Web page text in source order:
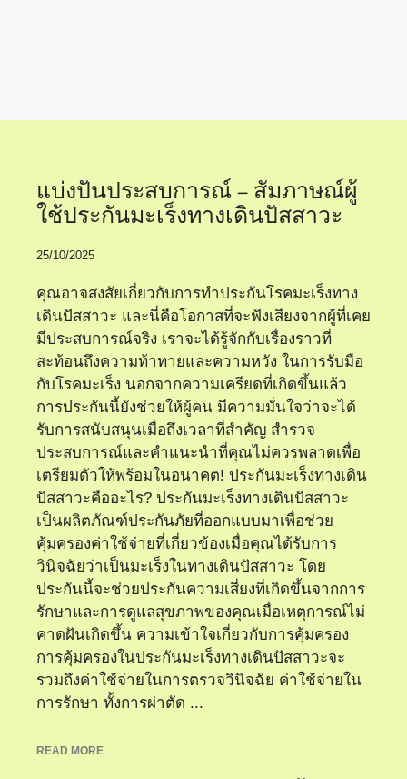
แบ่งปันประสบการณ์ – สัมภาษณ์ผู้
ใช้ประกันมะเร็งทางเดินปัสสาวะ
25/10/2025
คุณอาจสงสัยเกี่ยวกับการทำประกันโรคมะเร็งทาง
เดินปัสสาวะ และนี่คือโอกาสที่จะฟังเสียงจากผู้ที่เคย
มีประสบการณ์จริง เราจะได้รู้จักกับเรื่องราวที่
สะท้อนถึงความท้าทายและความหวัง ในการรับมือ
กับโรคมะเร็ง นอกจากความเครียดที่เกิดขึ้นแล้ว
การประกันนี้ยังช่วยให้ผู้คน มีความมั่นใจว่าจะได้
รับการสนับสนุนเมื่อถึงเวลาที่สำคัญ สำรวจ
ประสบการณ์และคำแนะนำที่คุณไม่ควรพลาดเพื่อ
เตรียมตัวให้พร้อมในอนาคต! ประกันมะเร็งทางเดิน
ปัสสาวะคืออะไร? ประกันมะเร็งทางเดินปัสสาวะ
เป็นผลิตภัณฑ์ประกันภัยที่ออกแบบมาเพื่อช่วย
คุ้มครองค่าใช้จ่ายที่เกี่ยวข้องเมื่อคุณได้รับการ
วินิจฉัยว่าเป็นมะเร็งในทางเดินปัสสาวะ โดย
ประกันนี้จะช่วยประกันความเสี่ยงที่เกิดขึ้นจากการ
รักษาและการดูแลสุขภาพของคุณเมื่อเหตุการณ์ไม่
คาดฝันเกิดขึ้น ความเข้าใจเกี่ยวกับการคุ้มครอง
การคุ้มครองในประกันมะเร็งทางเดินปัสสาวะจะ
รวมถึงค่าใช้จ่ายในการตรวจวินิจฉัย ค่าใช้จ่ายใน
การรักษา ทั้งการผ่าตัด ...
READ MORE